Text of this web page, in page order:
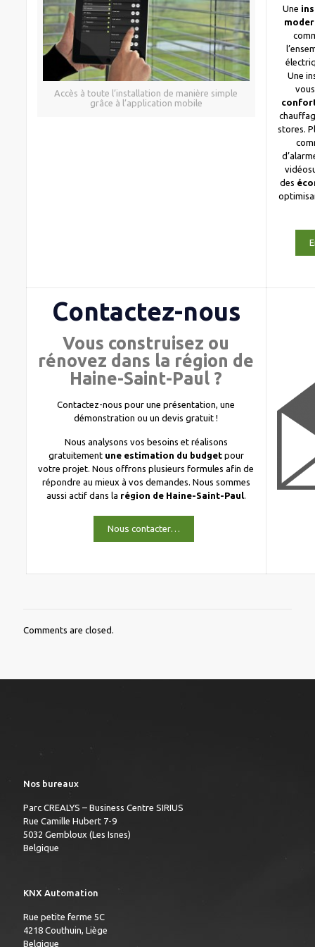
Accès à toute l’installation de manière simple
grâce à l’application mobile
Une
Une
stores.
des
Contactez-nous
Vous construisez ou
rénovez dans la région de
Haine-Saint-Paul ?
Contactez-nous pour une présentation, une
démonstration ou un devis gratuit !
Nous analysons vos besoins et réalisons
gratuitement une estimation du budgetpour
votre projet. Nous offrons plusieurs formules afin de
répondre au mieux à vos demandes. Nous sommes
aussi actif dans la région de Haine-Saint-Paul.
Nous contacter…
Comments are closed.
Nos bureaux
Parc CREALYS – Business Centre SIRIUS
Rue Camille Hubert 7-9
5032 Gembloux (Les Isnes)
Belgique
KNX Automation
Rue petite ferme 5C
4218 Couthuin, Liège
Belgique